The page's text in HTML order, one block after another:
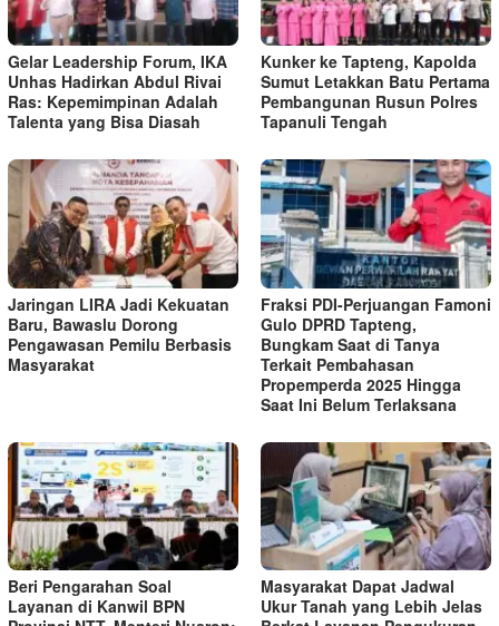
Gelar Leadership Forum, IKA
Unhas Hadirkan Abdul Rivai
Ras: Kepemimpinan Adalah
Talenta yang Bisa Diasah
Kunker ke Tapteng, Kapolda
Sumut Letakkan Batu Pertama
Pembangunan Rusun Polres
Tapanuli Tengah
Jaringan LIRA Jadi Kekuatan
Baru, Bawaslu Dorong
Pengawasan Pemilu Berbasis
Masyarakat
Fraksi PDI-Perjuangan Famoni
Gulo DPRD Tapteng,
Bungkam Saat di Tanya
Terkait Pembahasan
Propemperda 2025 Hingga
Saat Ini Belum Terlaksana
Beri Pengarahan Soal
Layanan di Kanwil BPN
Masyarakat Dapat Jadwal
Ukur Tanah yang Lebih Jelas